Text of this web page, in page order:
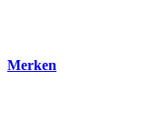
Merken